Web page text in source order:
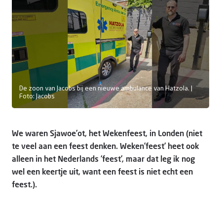
Kennisbank
Doneer
De zoon van Jacobs bij een nieuwe ambulance van Hatzola. |
Foto: Jacobs
We waren Sjawoe’ot, het Wekenfeest, in Londen (niet
te veel aan een feest denken. Weken’feest’ heet ook
alleen in het Nederlands ‘feest’, maar dat leg ik nog
wel een keertje uit, want een feest is niet echt een
feest.).